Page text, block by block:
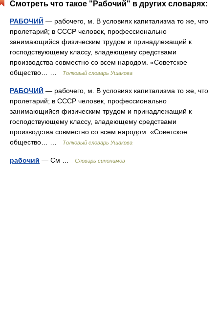
Смотреть что такое "Рабочий" в других словарях:
РАБОЧИЙ — рабочего, м. В условиях капитализма то же, что
пролетарий; в СССР человек, профессионально
занимающийся физическим трудом и принадлежащий к
господствующему классу, владеющему средствами
производства совместно со всем народом. «Советское
общество… …
Толковый словарь Ушакова
РАБОЧИЙ — рабочего, м. В условиях капитализма то же, что
пролетарий; в СССР человек, профессионально
занимающийся физическим трудом и принадлежащий к
господствующему классу, владеющему средствами
производства совместно со всем народом. «Советское
общество… …
Толковый словарь Ушакова
рабочий — См … Словарь синонимов